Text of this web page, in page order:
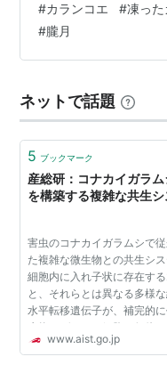
た。 多肉植物の朧月
村 にほんブログ村 フ
手ボタン ランキング
#カランコエ #凍っ
#朧月
ネットで話題
5 ブックマーク
産総研：コナカイガラ
を構築する複雑な共生
害虫のコナカイガラムシで
た複雑な微生物との共生シ
細胞内に入れ子状に存在す
と、それらとは異なる多様
水平転移遺伝子が、補完的
生物のゲノム、細胞、個体
定義や区分に一石を投じる新
www.aist.go.jp